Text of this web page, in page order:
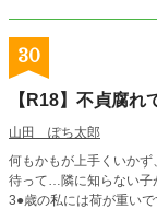
30
【R18】不貞腐
山田 ぽち太郎
何もかもが上手くいかず
待って…隣に知らない子
3●歳の私には荷が重いです！！？？ けどね、だけどさ